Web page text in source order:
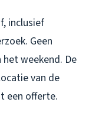
inclusief
Geen
weekend. De
van de
een offerte.